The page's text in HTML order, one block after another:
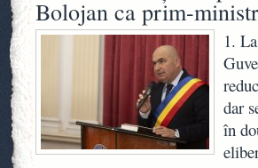
Bolojan ca prim-
1.
dar
în